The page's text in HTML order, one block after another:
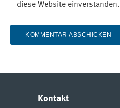
diese Website einverstanden.
Kontakt